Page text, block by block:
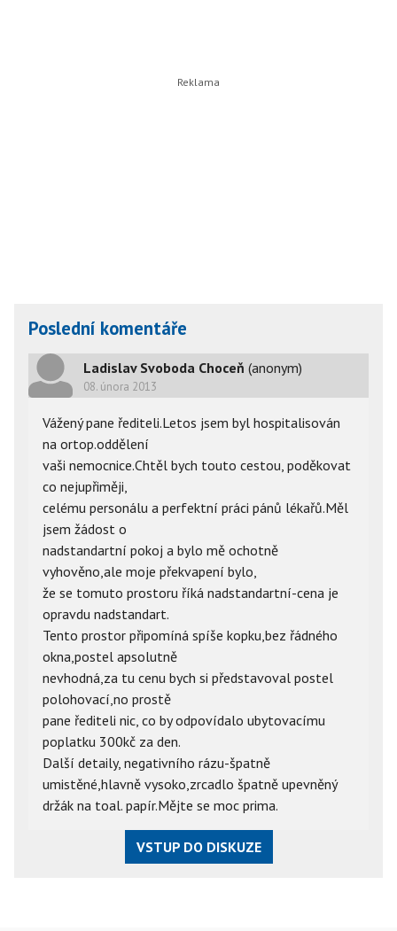
Poslední komentáře
Ladislav Svoboda Choceň (anonym)
08. února 2013
Vážený pane řediteli.Letos jsem byl hospitalisován
na ortop.oddělení
vaši nemocnice.Chtěl bych touto cestou, poděkovat
co nejupřiměji,
celému personálu a perfektní práci pánů lékařů.Měl
jsem žádost o
nadstandartní pokoj a bylo mě ochotně
vyhověno,ale moje překvapení bylo,
že se tomuto prostoru říká nadstandartní-cena je
opravdu nadstandart.
Tento prostor připomíná spíše kopku,bez řádného
okna,postel apsolutně
nevhodná,za tu cenu bych si představoval postel
polohovací,no prostě
pane řediteli nic, co by odpovídalo ubytovacímu
poplatku 300kč za den.
Další detaily, negativního rázu-špatně
umistěné,hlavně vysoko,zrcadlo špatně upevněný
držák na toal. papír.Mějte se moc prima.
VSTUP DO DISKUZE